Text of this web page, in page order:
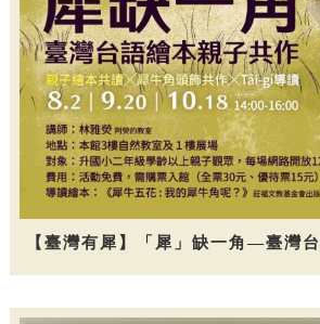
【臺灣有犀】「犀」缺一角—臺灣